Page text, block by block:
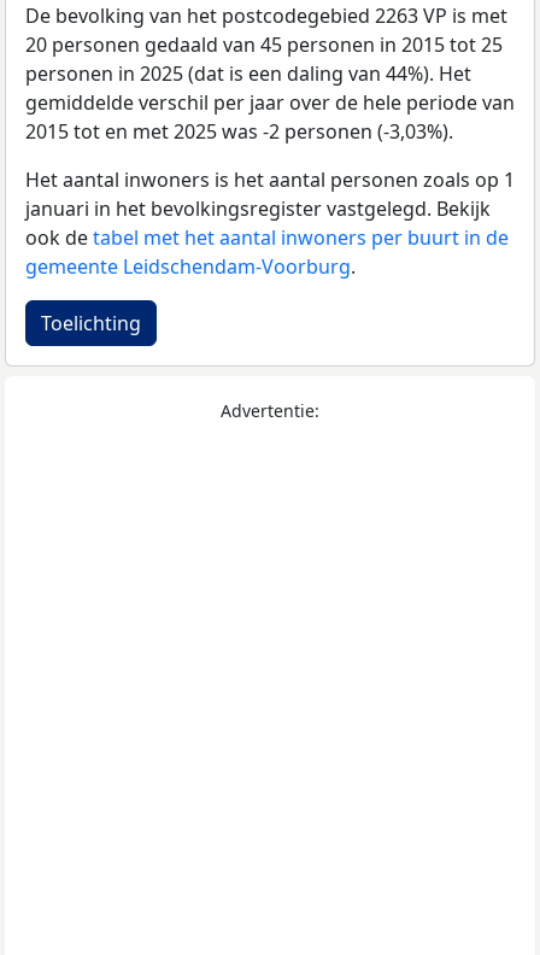
De bevolking van het postcodegebied 2263 VP is met
20 personen gedaald van 45 personen in 2015 tot 25
personen in 2025 (dat is een daling van 44%). Het
gemiddelde verschil per jaar over de hele periode van
2015 tot en met 2025 was -2 personen (-3,03%).
Het aantal inwoners is het aantal personen zoals op 1
januari in het bevolkingsregister vastgelegd. Bekijk
ook detabel met het aantal inwoners per buurt in de
gemeente Leidschendam-Voorburg.
Toelichting
Advertentie: